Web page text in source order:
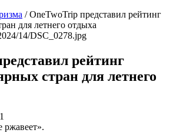
/OneTwoTrip представил рейтинг
для летнего отдыха
рейтинг
стран для летнего